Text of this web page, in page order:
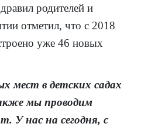
родителей и
отметил, что с 2018
уже 46 новых
мест в детских садах
мы проводим
У нас на сегодня, с